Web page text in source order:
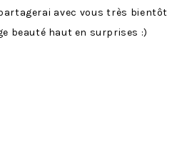
avec vous très bientôt
beauté haut en surprises :)